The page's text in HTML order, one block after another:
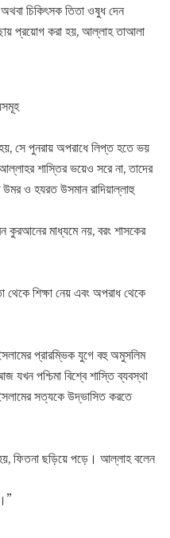
চিকিৎসক তিতা ওষুধ দেন
প্রয়োগ করা হয়, আল্লাহ তাআলা
সে পুনরায় অপরাধে লিপ্ত হতে ভয়
শাস্তির ভয়েও সরে না, তাদের
ও হযরত উসমান রাদিয়াল্লাহু
কুরআনের মাধ্যমে নয়, বরং শাসকের
শিক্ষা নেয় এবং অপরাধ থেকে
প্রারম্ভিক যুগে বহু অমুসলিম
পশ্চিমা বিশ্বে শাস্তি ব্যবস্থা
সত্যকে উদ্ভাসিত করতে
ফিতনা ছড়িয়ে পড়ে। আল্লাহ বলেন